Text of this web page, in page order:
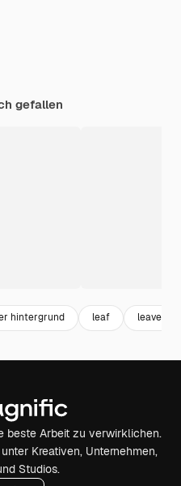
gefallen
hintergrund leaf leaves
beste Arbeit zu verwirklichen.
Kreativen, Unternehmen,
Studios.